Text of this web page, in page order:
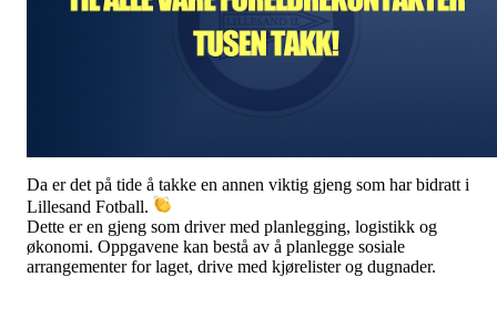
Da er det på tide å takke en annen viktig gjeng som har bidratt i
Lillesand Fotball.
Dette er en gjeng som driver med planlegging, logistikk og
økonomi. Oppgavene kan bestå av å planlegge sosiale
arrangementer for laget, drive med kjørelister og dugnader.